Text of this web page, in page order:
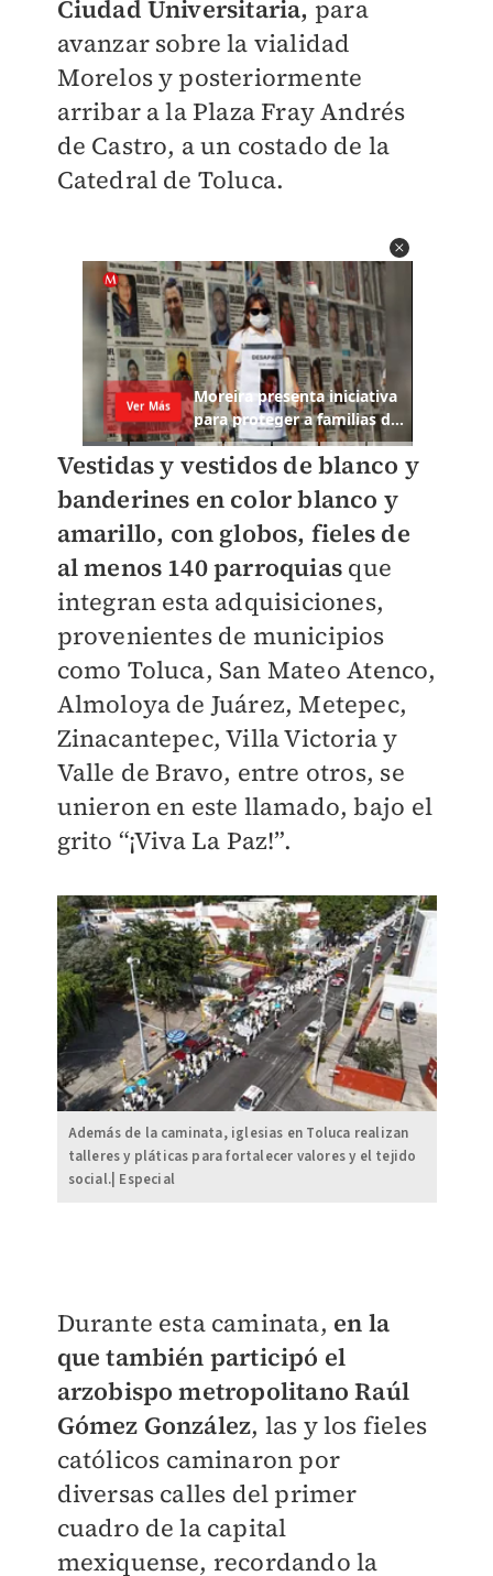
Ciudad Universitaria, para
avanzar sobre la vialidad
Morelos y posteriormente
arribar a la Plaza Fray Andrés
de Castro, a un costado de la
Catedral de Toluca.
Vestidas y vestidos de blanco y
banderines en color blanco y
amarillo, con globos, fieles de
al menos 140 parroquias que
integran esta adquisiciones,
provenientes de municipios
como Toluca, San Mateo Atenco,
Almoloya de Juárez, Metepec,
Zinacantepec, Villa Victoria y
Valle de Bravo, entre otros, se
unieron en este llamado, bajo el
grito “¡Viva La Paz!”.
Además de la caminata, iglesias en Toluca realizan
talleres y pláticas para fortalecer valores y el tejido
social.| Especial
Durante esta caminata, en la
que también participó el
arzobispo metropolitano Raúl
Gómez González, las y los fieles
católicos caminaron por
diversas calles del primer
cuadro de la capital
mexiquense, recordando la